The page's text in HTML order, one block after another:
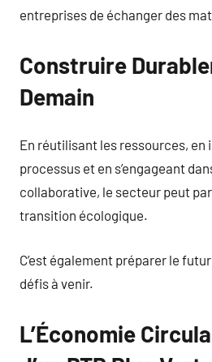
entreprises de échanger des
Construire
Demain
En réutilisant les ressources, en
processus et en s’engageant
collaborative, le secteur peut
transition écologique.
C’est également préparer le
défis à venir.
L’Économie